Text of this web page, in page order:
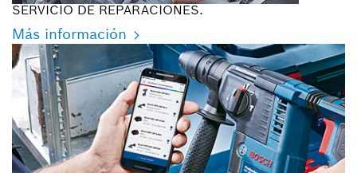
SERVICIO DE REPARACIONES.
Más información